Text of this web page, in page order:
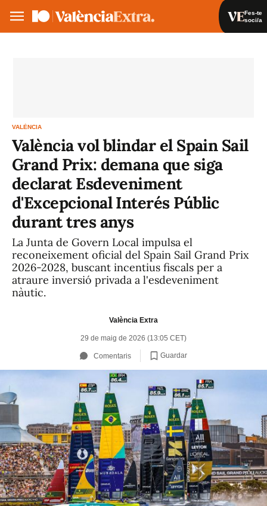
Fes-te
soci/a
VALÈNCIA
València vol blindar el Spain Sail
Grand Prix: demana que siga
declarat Esdeveniment
d'Excepcional Interés Públic
durant tres anys
La Junta de Govern Local impulsa el
reconeixement oficial del Spain Sail Grand Prix
2026-2028, buscant incentius fiscals per a
atraure inversió privada a l'esdeveniment
nàutic.
València Extra
29 de maig de 2026 (13:05 CET)
Comentaris Guardar